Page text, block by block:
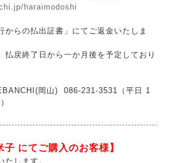
haraimodoshi
からの払出証書」にてご返金いたしま
払戻終了日から一か月後を予定しており
岡山) 086-231-3531（平日 1
子 にてご購入のお客様】
たします。